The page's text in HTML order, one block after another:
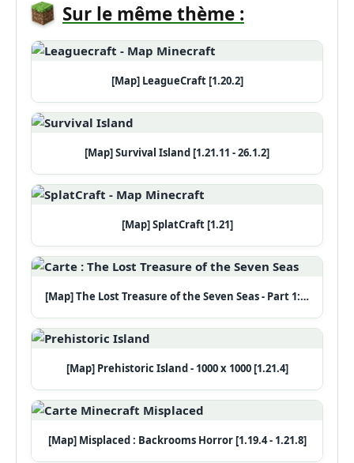
Sur le même thème :
[Map] LeagueCraft [1.20.2]
[Map] Survival Island [1.21.11 - 26.1.2]
[Map] SplatCraft [1.21]
[Map] The Lost Treasure of the Seven Seas - Part 1:…
[Map] Prehistoric Island - 1000 x 1000 [1.21.4]
[Map] Misplaced : Backrooms Horror [1.19.4 - 1.21.8]